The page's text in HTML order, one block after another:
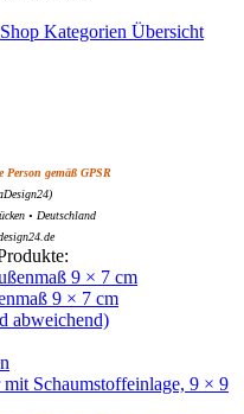
gemäß GPSR
• Deutschland
9 × 7 cm
abweichend)